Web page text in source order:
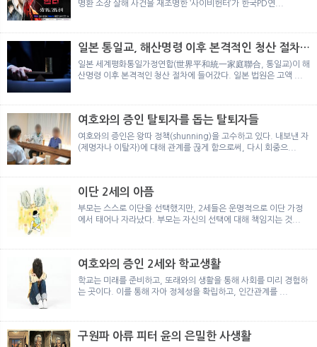
명환 소장 살해 사건을 재조명한 ‘사이비헌터’가 한국PD연...
일본 통일교, 해산명령 이후 본격적인 청산 절차
돌입
일본 세계평화통일가정연합(世界平和統一家庭聯合, 통일교)이 해
산명령 이후 본격적인 청산 절차에 들어갔다. 일본 법원은 고액 ...
여호와의 증인 탈퇴자를 돕는 탈퇴자들
여호와의 증인은 왕따 정책(shunning)을 고수하고 있다. 내보낸 자
(제명자나 이탈자)에 대해 관계를 끊게 함으로써, 다시 회중으...
이단 2세의 아픔
부모는 스스로 이단을 선택했지만, 2세들은 운명적으로 이단 가정
에서 태어나 자라났다. 부모는 자신의 선택에 대해 책임지는 것...
여호와의 증인 2세와 학교생활
학교는 미래를 준비하고, 또래와의 생활을 통해 사회를 미리 경험하
는 곳이다. 이를 통해 자아 정체성을 확립하고, 인간관계를 ...
구원파 아류 피터 윤의 은밀한 사생활